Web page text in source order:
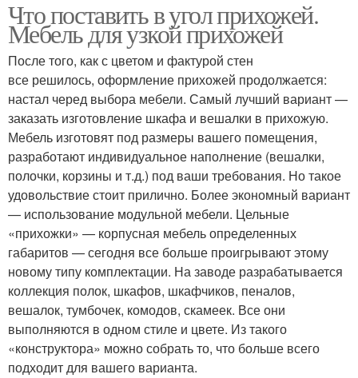
Что поставить в угол прихожей.
Мебель для узкой прихожей
После того, как с цветом и фактурой стен
все решилось, оформление прихожей продолжается:
настал черед выбора мебели. Самый лучший вариант —
заказать изготовление шкафа и вешалки в прихожую.
Мебель изготовят под размеры вашего помещения,
разработают индивидуальное наполнение (вешалки,
полочки, корзины и т.д.) под ваши требования. Но такое
удовольствие стоит прилично. Более экономный вариант
— использование модульной мебели. Цельные
«прихожки» — корпусная мебель определенных
габаритов — сегодня все больше проигрывают этому
новому типу комплектации. На заводе разрабатывается
коллекция полок, шкафов, шкафчиков, пеналов,
вешалок, тумбочек, комодов, скамеек. Все они
выполняются в одном стиле и цвете. Из такого
«конструктора» можно собрать то, что больше всего
подходит для вашего варианта.